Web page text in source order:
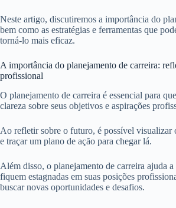
Neste artigo, discutiremos a importância do
bem como as estratégias e ferramentas que
torná-lo mais eficaz.
A importância do planejamento de carreira:
profissional
O planejamento de carreira é essencial para
clareza sobre seus objetivos e aspirações
Ao refletir sobre o futuro, é possível visualizar
e traçar um plano de ação para chegar lá.
Além disso, o planejamento de carreira ajuda a
fiquem estagnadas em suas posições
buscar novas oportunidades e desafios.